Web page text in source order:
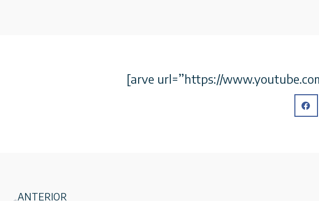
[arve url=”https://
ANTERIOR